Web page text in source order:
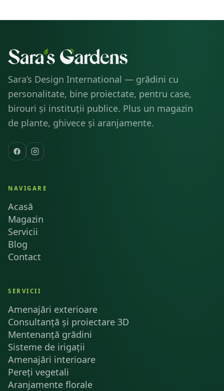
Sara’s Design International — grădini cu
personalitate, bine proiectate, pentru case,
birouri și instituții publice. Plus un magazin
de plante, ghivece și aranjamente.
NAVIGARE
Acasă
Magazin
Servicii
Blog
Contact
SERVICII
Amenajări exterioare
Consultanță și proiectare 3D
Mentenanță grădini
Sisteme de irigații
Amenajări interioare
Pereți vegetali
Aranjamente florale